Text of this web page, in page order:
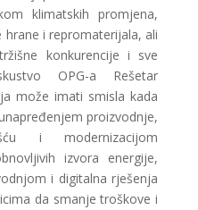
klimatskih promjena,
i repromaterijala, ali
konkurencije i sve
OPG-a Rešetar
može imati smisla kada
proizvodnje,
i modernizacijom
izvora energije,
i digitalna rješenja
da smanje troškove i